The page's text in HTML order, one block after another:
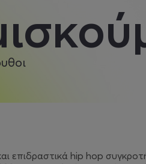
επιδραστικά hip hop